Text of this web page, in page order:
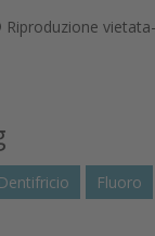
Dentifricio Fluoro